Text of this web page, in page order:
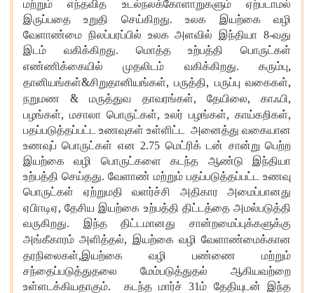
மற்றும் எந்தவித உடல்நலக்கோளாறுகளும் ஏற்படாமல்
இருப்பதை உறுதி செய்கிறது. உலக இயற்கை வழி
வேளாண்மை நிலப்பரப்பில் உலக அளவில் இந்தியா 8-வது
இடம் வகிக்கிறது. மொத்த உற்பத்தி பொருட்கள்
எண்ணிக்கையில் முதலிடம் வகிக்கிறது. கரும்பு,
தானியங்கள்&சிறுதானியங்கள்,பருத்தி, பருப்பு வகைகள்,
நறுமண&மருத்துவ தாவரங்கள், தேயிலை,காஃபி,
பழங்கள், மசாலா பொருட்கள்,உலர் பழங்கள்,காய்கறிகள்,
பதப்படுத்தப்பட்ட உணவுகள் உள்ளிட்ட அனைத்து வகையான
உணவுப் பொருட்கள் என 2.75 மெட்ரிக் டன் சான்று பெற்ற
இயற்கை வழி பொருட்களை கடந்த ஆண்டு இந்தியா
உற்பத்தி செய்தது. வேளாண் மற்றும் பதப்படுத்தப்பட்ட உணவு
பொருட்கள் ஏற்றுமதி வளர்ச்சி அதிகார அமைப்பானது
ஏபிஈடிஏ,தேசிய இயற்கை உற்பத்தி திட்டத்தை அமல்படுத்தி
வருகிறது. இந்த திட்டமானது சான்றமைப்புக்களுக்கு
அங்கீகாரம் அளித்தல், இயற்கை வழி வேளாண்மைக்கான
தரநிலைகள்,இயற்கை வழி பண்ணை மற்றும்
சந்தைப்படுத்துதலை மேம்படுத்துதல் ஆகியவற்றை
உள்ளடக்கியதாகும். கடந்த மார்ச் 31ம் தேதியுடன் இந்த